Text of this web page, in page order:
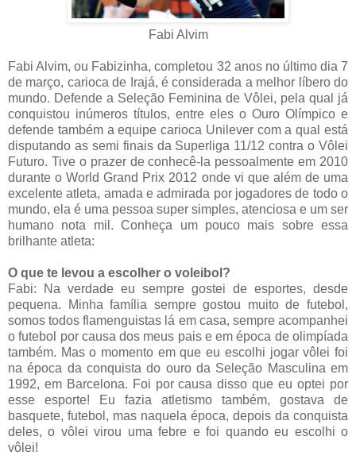
Fabi Alvim
Fabi Alvim, ou Fabizinha, completou 32 anos no último dia 7
de março, carioca de Irajá, é considerada a melhor líbero do
mundo. Defende a Seleção Feminina de Vôlei, pela qual já
conquistou inúmeros títulos, entre eles o Ouro Olímpico e
defende também a equipe carioca Unilever com a qual está
disputando as semi finais da Superliga 11/12 contra o Vôlei
Futuro. Tive o prazer de conhecê-la pessoalmente em 2010
durante o World Grand Prix 2012 onde vi que além de uma
excelente atleta, amada e admirada por jogadores de todo o
mundo, ela é uma pessoa super simples, atenciosa e um ser
humano nota mil. Conheça um pouco mais sobre essa
brilhante atleta:
O que te levou a escolher o voleibol?
Fabi: Na verdade eu sempre gostei de esportes, desde
pequena. Minha família sempre gostou muito de futebol,
somos todos flamenguistas lá em casa, sempre acompanhei
o futebol por causa dos meus pais e em época de olimpíada
também. Mas o momento em que eu escolhi jogar vôlei foi
na época da conquista do ouro da Seleção Masculina em
1992, em Barcelona. Foi por causa disso que eu optei por
esse esporte! Eu fazia atletismo também, gostava de
basquete, futebol, mas naquela época, depois da conquista
deles, o vôlei virou uma febre e foi quando eu escolhi o
vôlei!